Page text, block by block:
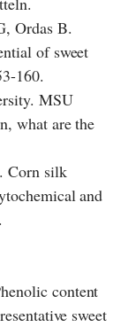
Ordas B.
of sweet
160.
MSU
what are the
Corn silk
and
content
sweet